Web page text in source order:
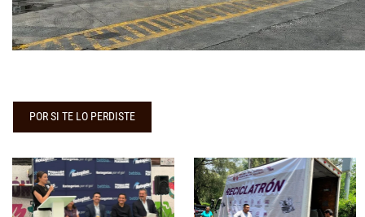
POR SI TE LO PERDISTE